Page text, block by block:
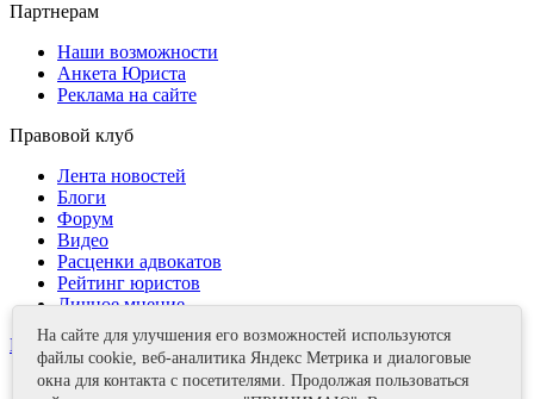
Партнерам
Наши возможности
Анкета Юриста
Реклама на сайте
Правовой клуб
Лента новостей
Блоги
Форум
Видео
Расценки адвокатов
Рейтинг юристов
Личное мнение
Контакты
На сайте для улучшения его возможностей используются
файлы cookie, веб-аналитика Яндекс Метрика и диалоговые
окна для контакта с посетителями. Продолжая пользоваться